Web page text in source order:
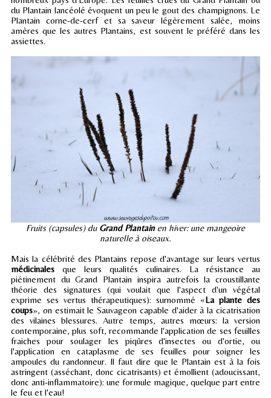
du Plantain lancéolé évoquent un peu le gout des champignons. Le
Plantain corne-de-cerf et sa saveur légèrement salée, moins
amères que les autres Plantains, est souvent le préféré dans les
assiettes.
Fruits (capsules) du Grand Plantainen hiver: une mangeoire
naturelle à oiseaux.
Mais la célébrité des Plantains repose d'avantage sur leurs vertus
médicinales que leurs qualités culinaires. La résistance au
piétinement du Grand Plantain inspira autrefois la croustillante
théorie des signatures (qui voulait que l'aspect d'un végétal
exprime ses vertus thérapeutiques): surnommé «La plante des
coups», on estimait le Sauvageon capable d'aider à la cicatrisation
des vilaines blessures. Autre temps, autres mœurs: la version
contemporaine, plus soft, recommande l'application de ses feuilles
fraiches pour soulager les piqûres d'insectes ou d'ortie, ou
l'application en cataplasme de ses feuilles pour soigner les
ampoules du randonneur. Il faut dire que le Plantain est à la fois
astringent (asséchant, donc cicatrisants) et émollient (adoucissant,
donc anti-inflammatoire): une formule magique, quelque part entre
le feu et l'eau!